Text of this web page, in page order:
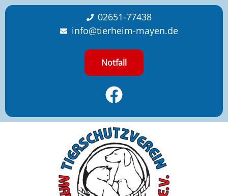
content
02651-77438
info@tierheim-mayen.de
Notfall